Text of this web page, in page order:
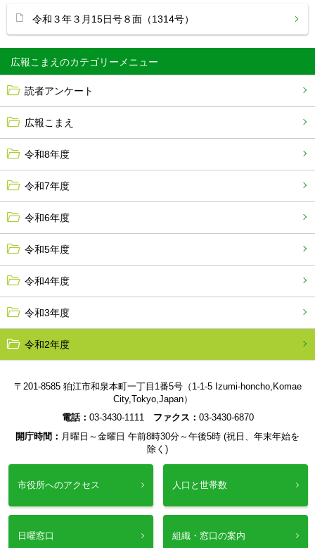
広報こまえ
読者アンケート
広報こまえ
令和8年度
令和7年度
令和6年度
令和5年度
令和4年度
令和3年度
令和2年度
令和３年３月15日号８面（1314号）
〒201-8585 狛江市和泉本町一丁目1番5号（1-1-5 Izumi-honcho,Komae
City,Tokyo,Japan）
電話： 03-3430-1111 ファクス： 03-3430-6870
開庁時間： 月曜日～金曜日 午前8時30分～午後5時 (祝日、年末年始を
除く)
市役所へのアクセス 人口と世帯数
日曜窓口 組織・窓口の案内